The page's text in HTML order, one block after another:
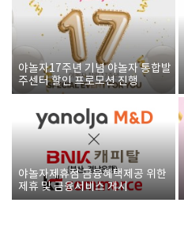
야놀자17주년 기념 야놀자 통합발
주센터 할인 프로모션 진행
야놀자제휴점 금융혜택제공 위한
제휴 및 금융서비스 게시